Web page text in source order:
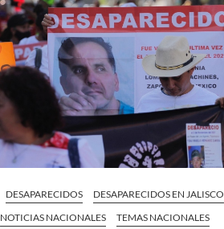
DESAPARECIDOS
DESAPARECIDOS EN JALISCO
NOTICIAS NACIONALES TEMAS NACIONALES